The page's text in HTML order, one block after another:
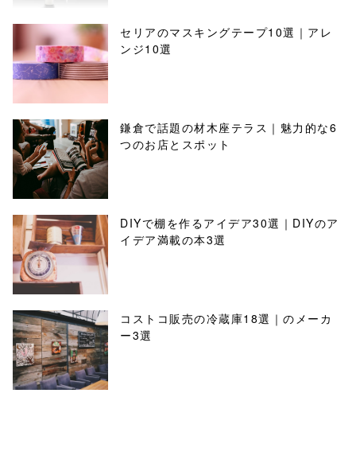
セリアのマスキングテープ10選｜アレ
ンジ10選
鎌倉で話題の材木座テラス｜魅力的な6
つのお店とスポット
DIYで棚を作るアイデア30選｜DIYのア
イデア満載の本3選
コストコ販売の冷蔵庫18選｜のメーカ
ー3選